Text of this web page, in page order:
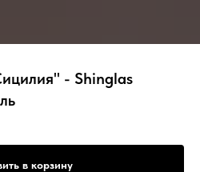
- Shinglas
в корзину